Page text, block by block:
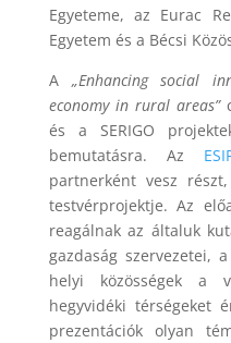
Egyeteme, az Eurac
Egyetem és a Bécsi
A „Enhancing social
economy in rural areas”
és a SERIGO
bemutatásra. Az
partnerként vesz
testvérprojektje. Az
reagálnak az általuk
gazdaság szervezetei,
helyi közösségek a
hegyvidéki térségeket
prezentációk olyan